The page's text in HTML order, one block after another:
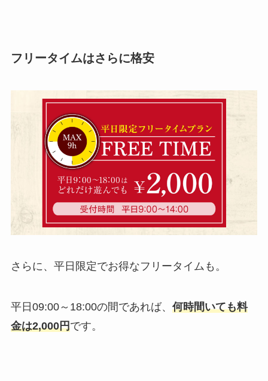
フリータイムはさらに格安
さらに、平日限定でお得なフリータイムも。
平日09:00～18:00の間であれば、 何時間いても料
金は2,000円です。